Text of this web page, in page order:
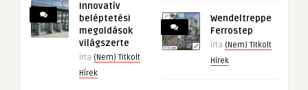
Innovatív
beléptetési
megoldások
világszerte
írta (Nem) Titkolt
Hírek
Wendeltreppe
Ferrostep
írta (Nem) Titkolt
Hírek